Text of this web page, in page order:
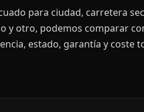
para ciudad, carretera
y otro, podemos comparar
estado, garantía y coste